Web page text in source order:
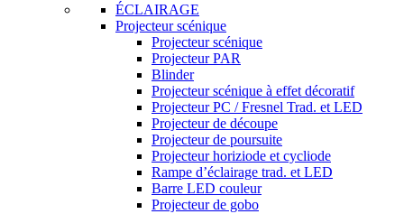
ÉCLAIRAGE
Projecteur scénique
Projecteur scénique
Projecteur PAR
Blinder
Projecteur scénique à effet décoratif
Projecteur PC / Fresnel Trad. et LED
Projecteur de découpe
Projecteur de poursuite
Projecteur horiziode et cycliode
Rampe d’éclairage trad. et LED
Barre LED couleur
Projecteur de gobo